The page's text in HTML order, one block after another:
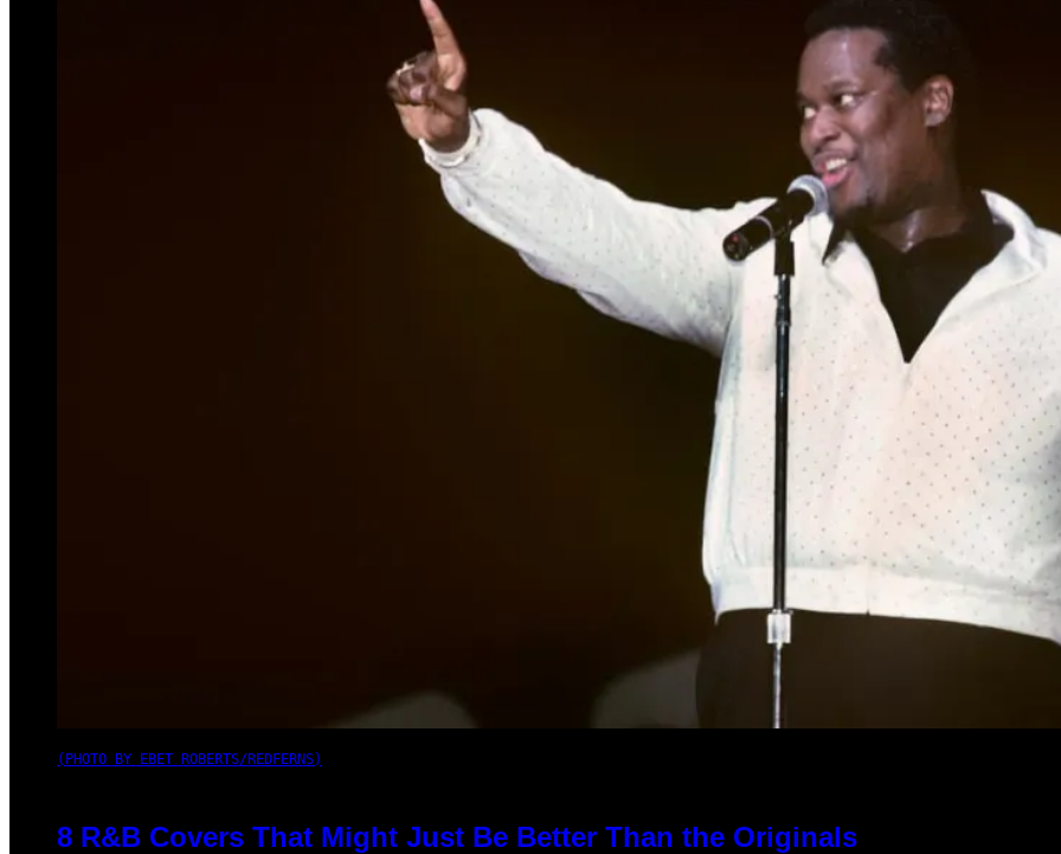
(PHOTO BY EBET ROBERTS/REDFERNS)
8 R&B Covers That Might Just Be Better Than the Originals